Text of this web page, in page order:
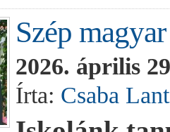
Szép
2026. április
Írta: Csaba